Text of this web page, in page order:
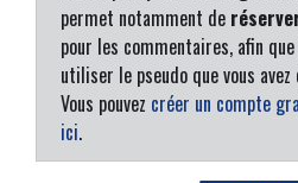
permet notamment de
pour les commentaires, afin
utiliser le pseudo que vous
Vous pouvez créer un compte
ici.